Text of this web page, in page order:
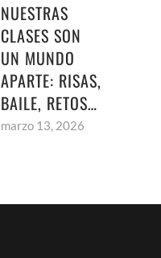
NUESTRAS
CLASES SON
UN MUNDO
APARTE: RISAS,
BAILE, RETOS…
marzo 13, 2026